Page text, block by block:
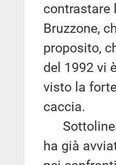
contrastare
Bruzzone,
proposito,
del 1992 vi
visto la
caccia.
ha già